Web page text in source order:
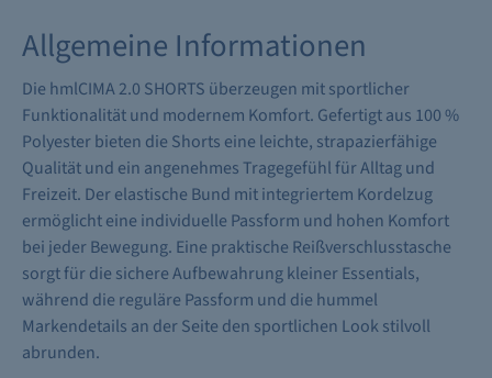
Allgemeine Informationen
Die hmlCIMA 2.0 SHORTS überzeugen mit sportlicher
Funktionalität und modernem Komfort. Gefertigt aus 100 %
Polyester bieten die Shorts eine leichte, strapazierfähige
Qualität und ein angenehmes Tragegefühl für Alltag und
Freizeit. Der elastische Bund mit integriertem Kordelzug
ermöglicht eine individuelle Passform und hohen Komfort
bei jeder Bewegung. Eine praktische Reißverschlusstasche
sorgt für die sichere Aufbewahrung kleiner Essentials,
während die reguläre Passform und die hummel
Markendetails an der Seite den sportlichen Look stilvoll
abrunden.